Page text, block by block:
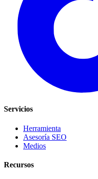
Servicios
Herramienta
Asesoría SEO
Medios
Recursos